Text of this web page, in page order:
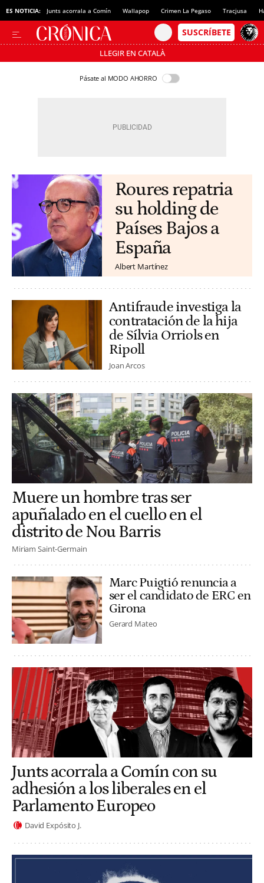
ES NOTICIA: Junts acorrala a Comín Wallapop Crimen La Pegaso Tracjusa
LLEGIR EN CATALÀ
Pásate al MODO AHORRO
Roures repatria
su holding de
Países Bajos a
España
Albert Martínez
Antifraude investiga la
contratación de la hija
de Sílvia Orriols en
Ripoll
Joan Arcos
Muere un hombre tras ser
apuñalado en el cuello en el
distrito de Nou Barris
Miriam Saint-Germain
Marc Puigtió renuncia a
ser el candidato de ERC en
Girona
Gerard Mateo
Junts acorrala a Comín con su
adhesión a los liberales en el
Parlamento Europeo
David Expósito J.